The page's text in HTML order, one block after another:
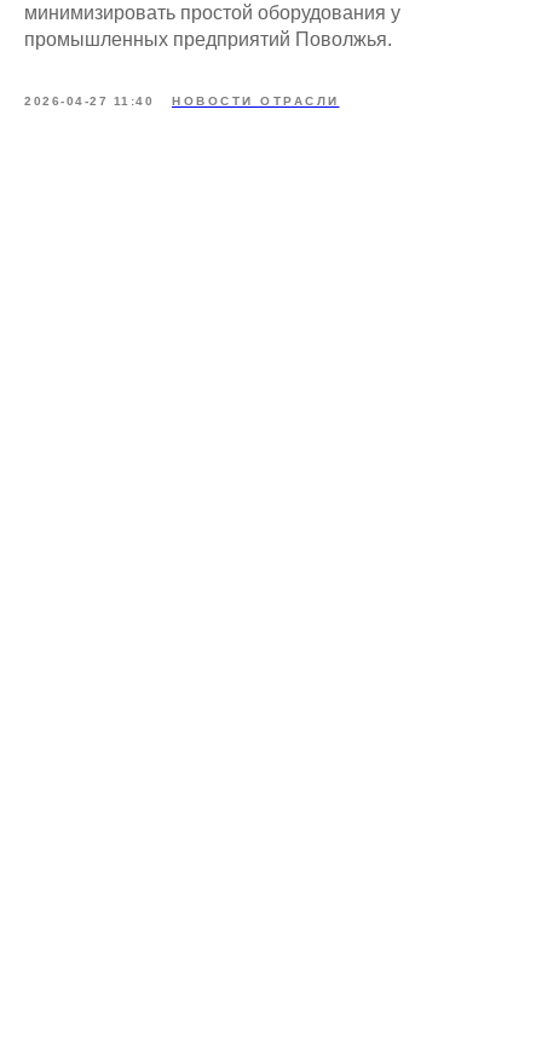
минимизировать простой оборудования у
промышленных предприятий Поволжья.
2026-04-27 11:40 НОВОСТИ ОТРАСЛИ